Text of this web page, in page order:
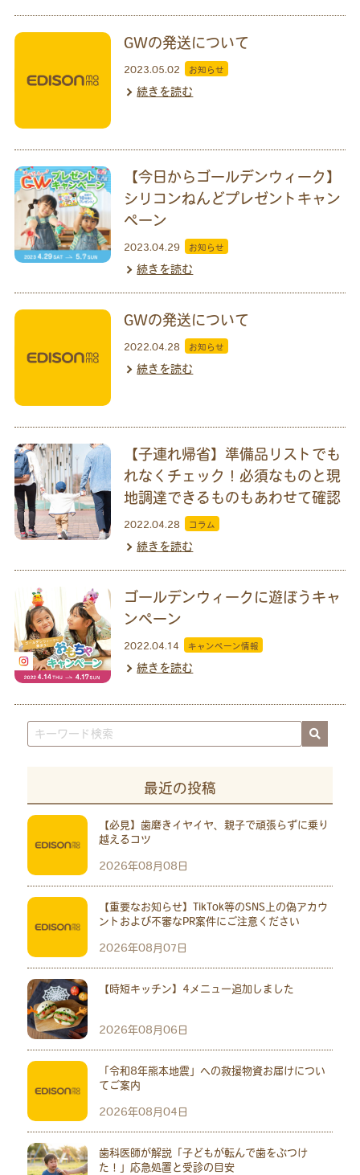
GWの発送について
2023.05.02 お知らせ
続きを読む
【今日からゴールデンウィーク】
シリコンねんどプレゼントキャン
ペーン
2023.04.29 お知らせ
続きを読む
GWの発送について
2022.04.28 お知らせ
続きを読む
【子連れ帰省】準備品リストでも
れなくチェック！必須なものと現
地調達できるものもあわせて確認
2022.04.28 コラム
続きを読む
ゴールデンウィークに遊ぼうキャ
ンペーン
2022.04.14 キャンペーン情報
続きを読む
最近の投稿
【必見】歯磨きイヤイヤ、親子で頑張らずに乗り
越えるコツ
2026年08月08日
【重要なお知らせ】TikTok等のSNS上の偽アカウ
ントおよび不審なPR案件にご注意ください
2026年08月07日
【時短キッチン】4メニュー追加しました
2026年08月06日
「令和8年熊本地震」への救援物資お届けについ
てご案内
2026年08月04日
歯科医師が解説「子どもが転んで歯をぶつけ
た！」応急処置と受診の目安